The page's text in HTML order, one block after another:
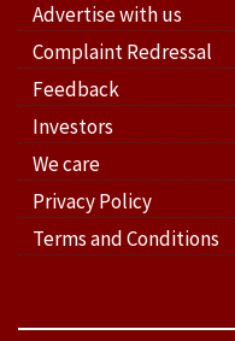
Advertise with us
Complaint Redressal
Feedback
Investors
We care
Privacy Policy
Terms and Conditions